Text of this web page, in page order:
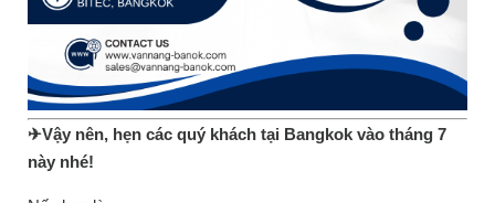
✈Vậy nên, hẹn các quý khách tại Bangkok vào tháng 7
này nhé!